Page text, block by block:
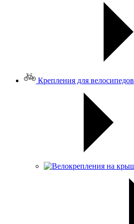
Крепления для велосипедов